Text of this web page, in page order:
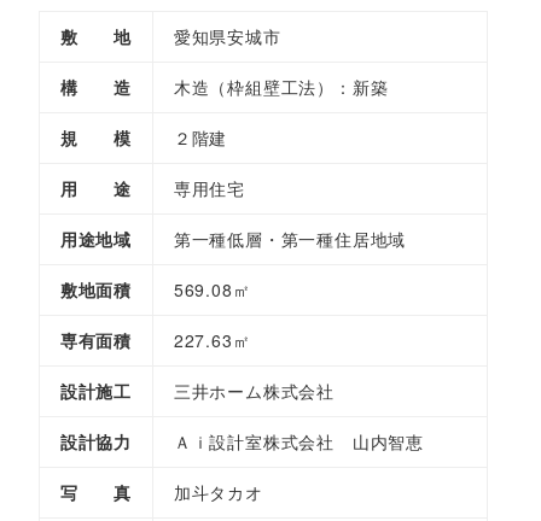
敷 地 愛知県安城市
構 造 木造（枠組壁工法）：新築
規 模 ２階建
用 途 専用住宅
用途地域 第一種低層・第一種住居地域
敷地面積 569.08㎡
専有面積 227.63㎡
設計施工 三井ホーム株式会社
設計協力 Ａｉ設計室株式会社 山内智恵
写 真 加斗タカオ